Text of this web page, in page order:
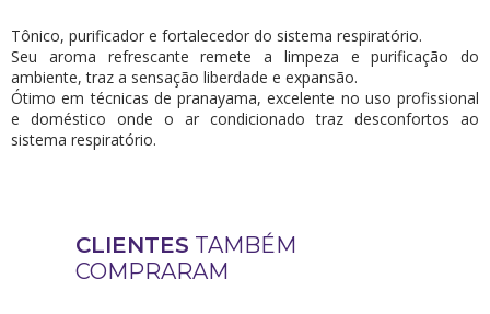
Tônico, purificador e fortalecedor do sistema respiratório.
Seu aroma refrescante remete a limpeza e purificação do
ambiente, traz a sensação liberdade e expansão.
Ótimo em técnicas de pranayama, excelente no uso profissional
e doméstico onde o ar condicionado traz desconfortos ao
sistema respiratório.
CLIENTES TAMBÉM
COMPRARAM